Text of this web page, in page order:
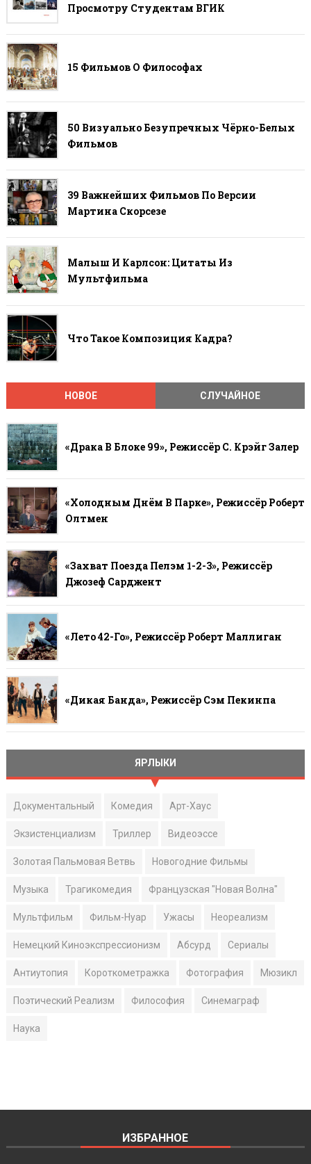
Просмотру Студентам ВГИК
15 Фильмов О Философах
50 Визуально Безупречных Чёрно-Белых
Фильмов
39 Важнейших Фильмов По Версии
Мартина Скорсезе
Малыш И Карлсон: Цитаты Из
Мультфильма
Что Такое Композиция Кадра?
НОВОЕ СЛУЧАЙНОЕ
«Драка В Блоке 99», Режиссёр С. Крэйг Залер
«Холодным Днём В Парке», Режиссёр Роберт
Олтмен
«Захват Поезда Пелэм 1-2-3», Режиссёр
Джозеф Сарджент
«Лето 42-Го», Режиссёр Роберт Маллиган
«Дикая Банда», Режиссёр Сэм Пекинпа
ЯРЛЫКИ
Документальный Комедия Арт-Хаус
Экзистенциализм Триллер Видеоэссе
Золотая Пальмовая Ветвь Новогодние Фильмы
Музыка Трагикомедия Французская "Новая Волна"
Мультфильм Фильм-Нуар Ужасы Неореализм
Немецкий Киноэкспрессионизм Абсурд Сериалы
Антиутопия Короткометражка Фотография Мюзикл
Поэтический Реализм Философия Синемаграф
Наука
ИЗБРАННОЕ